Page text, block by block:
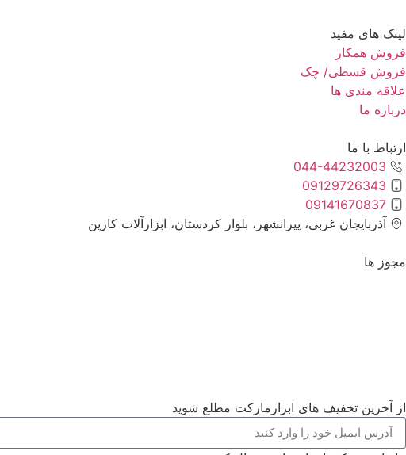
لینک های مفید
فروش همکار
فروش قسطی/ چک
علاقه مندی ها
درباره ما
ارتباط با ما
044-44232003
09129726343
09141670837
آذربایجان غربی، پیرانشهر، بلوار کردستان، ابزارآلات کارین
مجوز ها
از آخرین تخفیف های ابزارمارکت مطلع شوید